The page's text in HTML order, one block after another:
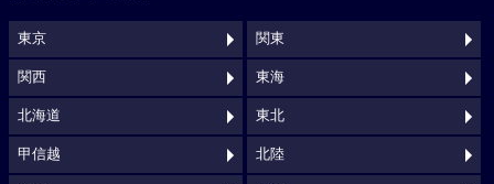
東京 関東
関西 東海
北海道 東北
甲信越 北陸